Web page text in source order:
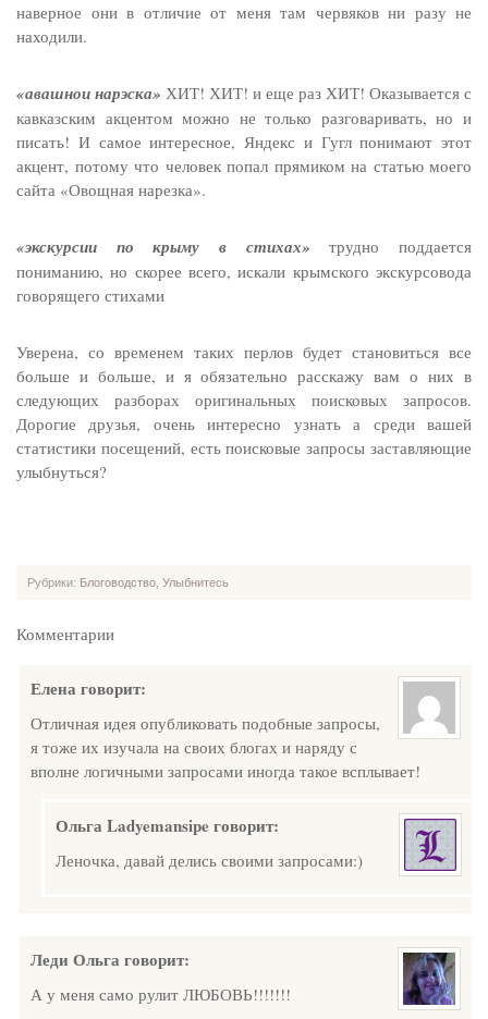
наверное они в отличие от меня там червяков ни разу не
находили.
«авашнои нарэска» ХИТ! ХИТ! и еще раз ХИТ! Оказывается с
кавказским акцентом можно не только разговаривать, но и
писать! И самое интересное, Яндекс и Гугл понимают этот
акцент, потому что человек попал прямиком на статью моего
сайта «Овощная нарезка».
«экскурсии по крыму в стихах» трудно поддается
пониманию, но скорее всего, искали крымского экскурсовода
говорящего стихами
Уверена, со временем таких перлов будет становиться все
больше и больше, и я обязательно расскажу вам о них в
следующих разборах оригинальных поисковых запросов.
Дорогие друзья, очень интересно узнать а среди вашей
статистики посещений, есть поисковые запросы заставляющие
улыбнуться?
Рубрики: Блоговодство Улыбнитесь
Комментарии
Елена говорит:
Отличная идея опубликовать подобные запросы,
я тоже их изучала на своих блогах и наряду с
вполне логичными запросами иногда такое всплывает!
Ольга Ladyemansipe говорит:
Леночка, давай делись своими запросами:)
Леди Ольга говорит:
А у меня само рулит ЛЮБОВЬ!!!!!!!